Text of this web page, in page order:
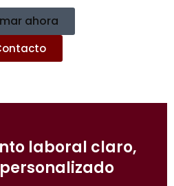
ahora
laboral claro,